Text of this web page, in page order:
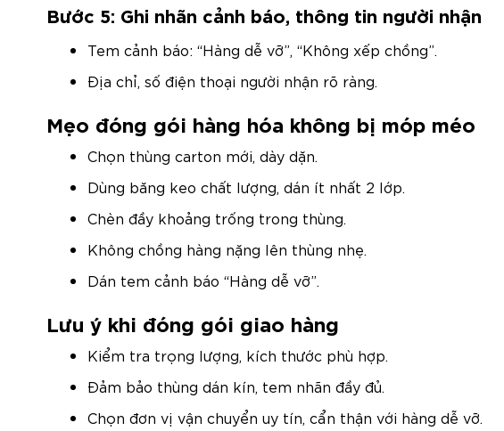
Bước 5: Ghi nhãn cảnh báo, thông tin người nhận
Tem cảnh báo: “Hàng dễ vỡ”, “Không xếp chồng”.
Địa chỉ, số điện thoại người nhận rõ ràng.
Mẹo đóng gói hàng hóa không bị móp méo
Chọn thùng carton mới, dày dặn.
Dùng băng keo chất lượng, dán ít nhất 2 lớp.
Chèn đầy khoảng trống trong thùng.
Không chồng hàng nặng lên thùng nhẹ.
Dán tem cảnh báo “Hàng dễ vỡ”.
Lưu ý khi đóng gói giao hàng
Kiểm tra trọng lượng, kích thước phù hợp.
Đảm bảo thùng dán kín, tem nhãn đầy đủ.
Chọn đơn vị vận chuyển uy tín, cẩn thận với hàng dễ vỡ.